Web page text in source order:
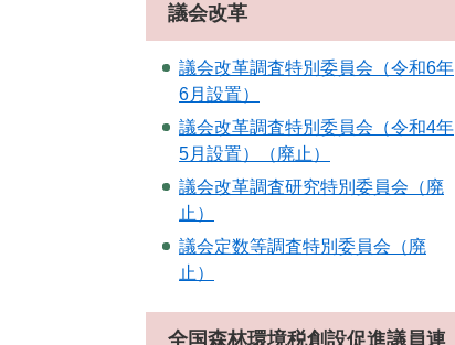
議会改革
議会改革調査特別委員会（令和6年
6月設置）
議会改革調査特別委員会（令和4年
5月設置）（廃止）
議会改革調査研究特別委員会（廃
止）
議会定数等調査特別委員会（廃
止）
全国森林環境税創設促進議員連